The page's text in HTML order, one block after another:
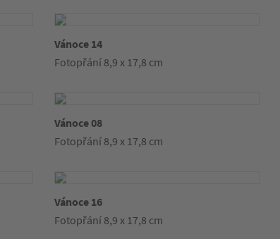
Vánoce 14
Fotopřání 8,9 x 17,8 cm
Vánoce 08
Fotopřání 8,9 x 17,8 cm
Vánoce 16
Fotopřání 8,9 x 17,8 cm